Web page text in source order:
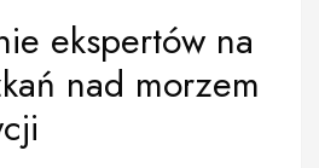
ekspertów na
nad morzem